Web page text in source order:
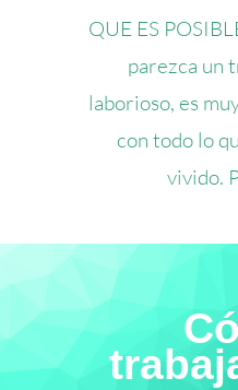
QUE ES
parezca un
laborioso, es
con todo lo
vivido.